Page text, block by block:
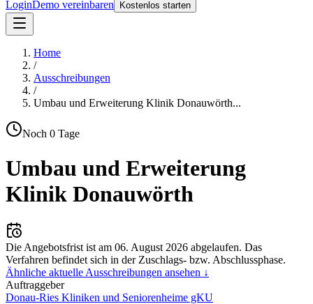
LoginDemo vereinbaren Kostenlos starten
Home
/
Ausschreibungen
/
Umbau und Erweiterung Klinik Donauwörth...
Noch 0 Tage
Umbau und Erweiterung
Klinik Donauwörth
Die Angebotsfrist ist am 06. August 2026 abgelaufen. Das
Verfahren befindet sich in der Zuschlags- bzw. Abschlussphase.
Ähnliche aktuelle Ausschreibungen ansehen ↓
Auftraggeber
Donau-Ries Kliniken und Seniorenheime gKU